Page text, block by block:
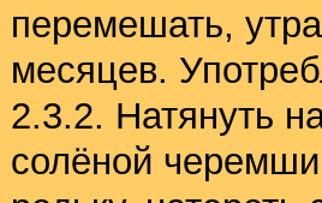
перемешать,
месяцев.
2.3.2. Натянуть
солёной